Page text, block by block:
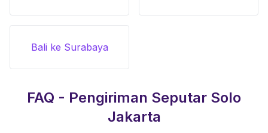
Bali ke Surabaya
FAQ - Pengiriman Seputar Solo
Jakarta